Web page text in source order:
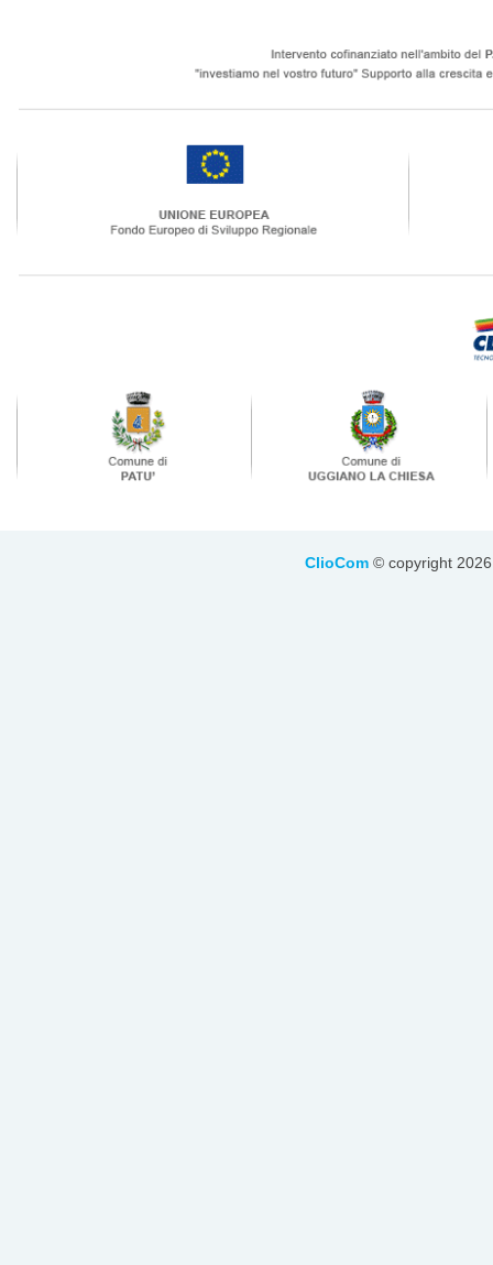
ClioCom © copyright